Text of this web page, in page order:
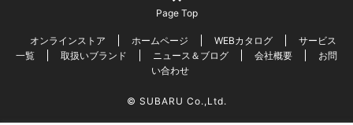
Page Top
オンラインストア ホームページ WEBカタログ
サービス
一覧
取扱いブランド ニュース＆ブログ 会社概要
お問
い合わせ
© SUBARU Co.,Ltd.